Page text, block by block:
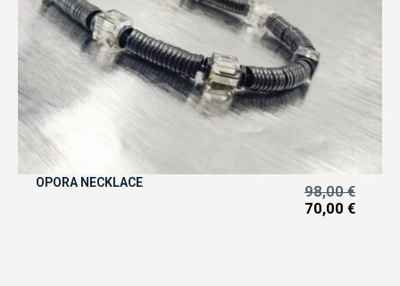
OPORA NECKLACE 98,00€
70,00 €